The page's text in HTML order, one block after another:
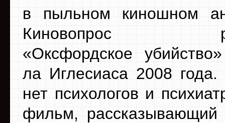
в пыльном киношном
Киновопрос
«Оксфордское
ла Иглесиаса 2008
нет психологов и
фильм, рассказывающий